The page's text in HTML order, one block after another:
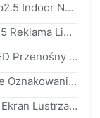
Wyświetlacz Cyfrowy Plakat GOB LED p2.5 Indoor Nationstar Wynajem / Stały Bez Ramki
Komercyjny Ekran Filmu LED Plakat p2.5 Reklama Light Box Display SMD 2121
Wewnętrzny Wyświetlacz Plakatowy LED Przenośny Wyświetlacz Lite p2.5 Do Reklam W Sklepach Handlowych
Odtwarzacz Reklamowy LED Przenośne Oznakowanie Cyfrowe Kryty Plakat LED p2.5 Wyświetlacz Do Reklam W Sklepach Handlowych
Kryty Plakatowy Wyświetlacz LED p2.5 Ekran Lustrzany 570 * 1897 Mm Odlew Ciśnieniowy AL Wifi / 4g / USB Do Reklamy W Centrum Handlowym